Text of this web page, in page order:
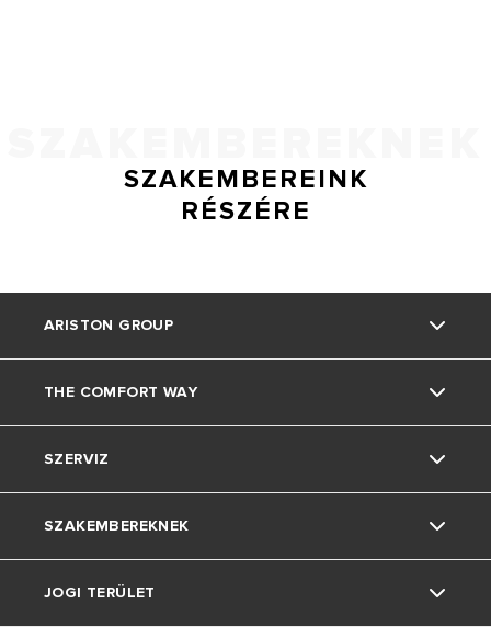
SZAKEMBEREINK
RÉSZÉRE
ARISTON GROUP
Rólunk
A csoport
Állás
THE COMFORT WAY
Az Ariston Világa
Tippek És Megoldások
Otthoni Élet
SZERVIZ
Kapcsolat
Letöltések
SZAKEMBEREKNEK
Normatívák, Szabályok, Pályázatok
JOGI TERÜLET